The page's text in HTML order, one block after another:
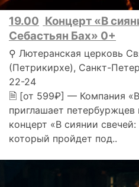
19.00 Концерт «В
Себастьян Бах» 0+
⚲ Лютеранская церковь
(Петрикирхе), Санкт-
22-24
🗎 [от 599₽] — Компания
приглашает петербуржцев
концерт «В сиянии
который пройдет под..